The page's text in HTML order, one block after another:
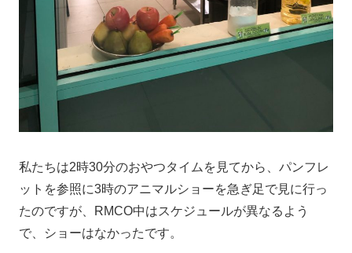
私たちは2時30分のおやつタイムを見てから、パンフレ
ットを参照に3時のアニマルショーを急ぎ足で見に行っ
たのですが、RMCO中はスケジュールが異なるよう
で、ショーはなかったです。